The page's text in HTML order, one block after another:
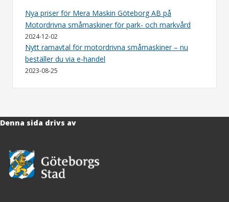
Nya priser för Mera Maskin Göteborg AB på
Motordrivna småmaskiner för park- och markvård
2024-12-02
Nytt ramavtal för motordrivna småmaskiner – nu
beställer du via e-handel
2023-08-25
Denna sida drivs av